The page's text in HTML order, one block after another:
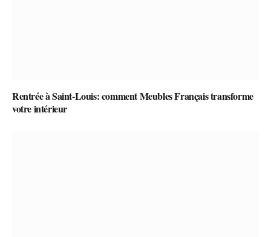
Rentrée à Saint-Louis: comment Meubles Français transforme
votre intérieur